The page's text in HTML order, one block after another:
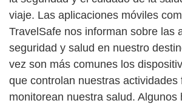
viaje. Las aplicaciones móviles
TravelSafe nos informan sobre las
seguridad y salud en nuestro
vez son más comunes los
que controlan nuestras actividades
monitorean nuestra salud. Algunos